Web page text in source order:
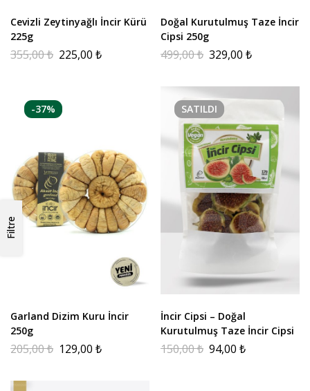
Filtre
Cevizli Zeytinyağlı İncir Kürü
225g
355,00₺ 225,00 ₺
Doğal Kurutulmuş Taze İncir
Cipsi 250g
499,00₺ 329,00 ₺
-37%
Garland Dizim Kuru İncir
250g
205,00₺ 129,00 ₺
SATILDI
İncir Cipsi – Doğal
Kurutulmuş Taze İncir Cipsi
150,00₺ 94,00 ₺